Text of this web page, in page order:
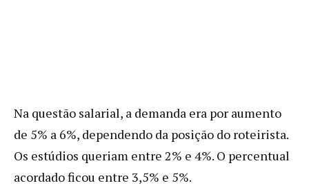
Na questão salarial, a demanda era por aumento
de 5% a 6%, dependendo da posição do roteirista.
Os estúdios queriam entre 2% e 4%. O percentual
acordado ficou entre 3,5% e 5%.